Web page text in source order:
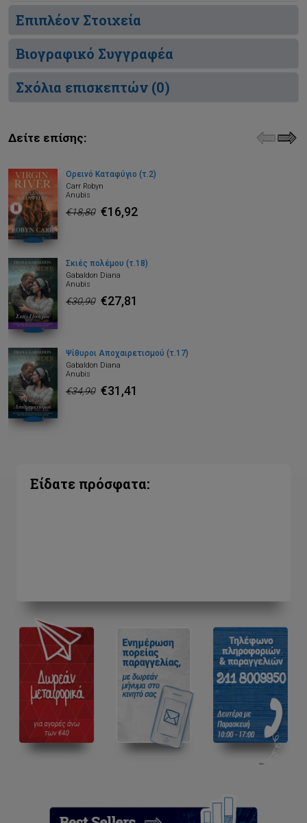
Επιπλέον Στοιχεία
Βιογραφικό Συγγραφέα
Σχόλια επισκεπτών (0)
Δείτε επίσης:
Ορεινό Καταφύγιο (τ.2)
Carr Robyn
Anubis
€18,80 €16,92
Σκιές πολέμου (τ.18)
Gabaldon Diana
Anubis
€30,90 €27,81
Ψίθυροι Αποχαιρετισμού (τ.17)
Gabaldon Diana
Anubis
€34,90 €31,41
Είδατε πρόσφατα: